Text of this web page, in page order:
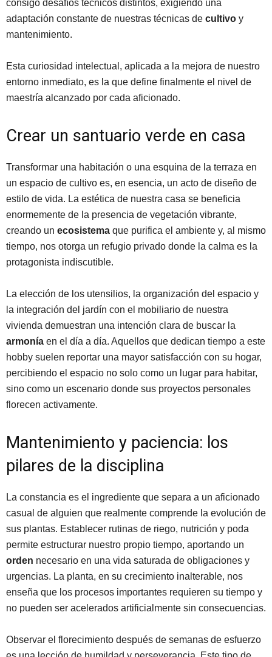
consigo desafíos técnicos distintos, exigiendo una
adaptación constante de nuestras técnicas de cultivo y
mantenimiento.
Esta curiosidad intelectual, aplicada a la mejora de nuestro
entorno inmediato, es la que define finalmente el nivel de
maestría alcanzado por cada aficionado.
Crear un santuario verde en casa
Transformar una habitación o una esquina de la terraza en
un espacio de cultivo es, en esencia, un acto de diseño de
estilo de vida. La estética de nuestra casa se beneficia
enormemente de la presencia de vegetación vibrante,
creando un ecosistema que purifica el ambiente y, al mismo
tiempo, nos otorga un refugio privado donde la calma es la
protagonista indiscutible.
La elección de los utensilios, la organización del espacio y
la integración del jardín con el mobiliario de nuestra
vivienda demuestran una intención clara de buscar la
armonía en el día a día. Aquellos que dedican tiempo a este
hobby suelen reportar una mayor satisfacción con su hogar,
percibiendo el espacio no solo como un lugar para habitar,
sino como un escenario donde sus proyectos personales
florecen activamente.
Mantenimiento y paciencia: los
pilares de la disciplina
La constancia es el ingrediente que separa a un aficionado
casual de alguien que realmente comprende la evolución de
sus plantas. Establecer rutinas de riego, nutrición y poda
permite estructurar nuestro propio tiempo, aportando un
orden necesario en una vida saturada de obligaciones y
urgencias. La planta, en su crecimiento inalterable, nos
enseña que los procesos importantes requieren su tiempo y
no pueden ser acelerados artificialmente sin consecuencias.
Observar el florecimiento después de semanas de esfuerzo